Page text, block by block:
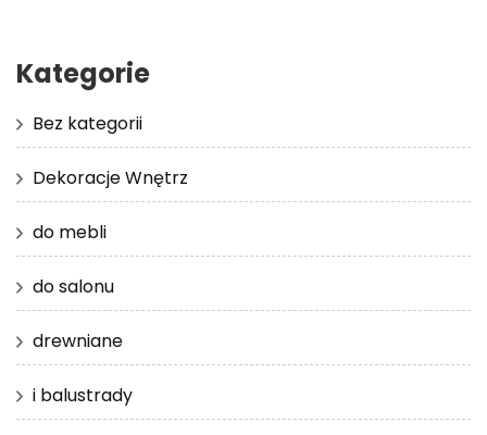
Kategorie
Bez kategorii
Dekoracje Wnętrz
do mebli
do salonu
drewniane
i balustrady